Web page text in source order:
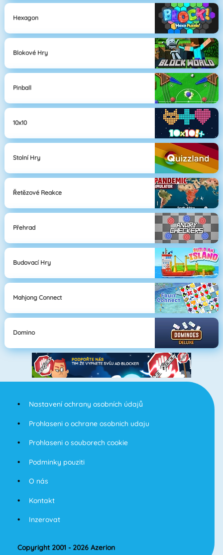
Hexagon
Blokové Hry
Pinball
10x10
Stolní Hry
Řetězové Reakce
Přehrad
Budovací Hry
Mahjong Connect
Domino
Nastavení ochrany osobních údajů
Prohlaseni o ochrane osobnich udaju
Prohlaseni o souborech cookie
Podminky pouziti
O nás
Kontakt
Inzerovat
Copyright 2001 - 2026 Azerion